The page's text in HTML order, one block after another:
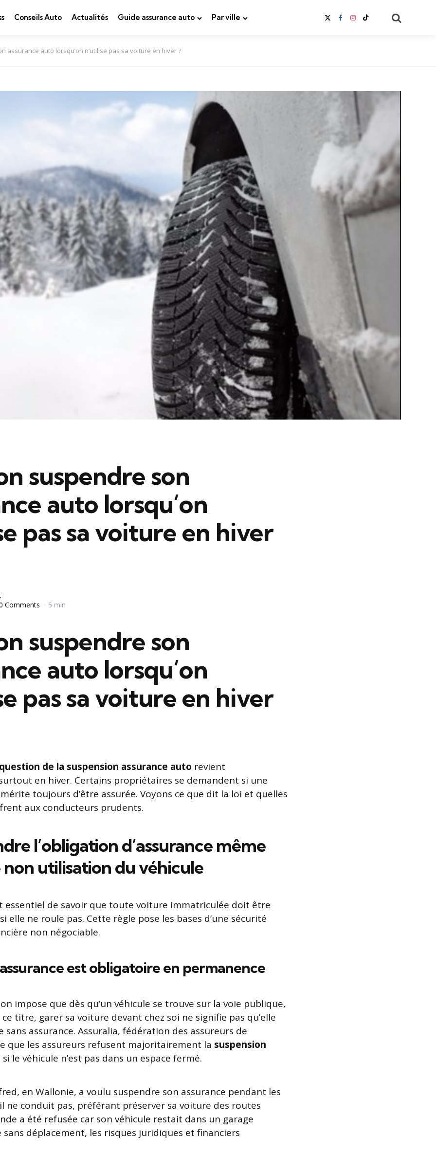
Conseils Auto Actualités Guide assurance auto Par ville
assurance auto lorsqu’on n’utilise pas sa voiture en hiver ?
suspendre son
auto lorsqu’on
pas sa voiture en hiver
Comments 5 min
suspendre son
auto lorsqu’on
pas sa voiture en hiver
de la suspension assurance auto revient
en hiver. Certains propriétaires se demandent si une
toujours d’être assurée. Voyons ce que dit la loi et quelles
aux conducteurs prudents.
l’obligation d’assurance même
non utilisation du véhicule
essentiel de savoir que toute voiture immatriculée doit être
elle ne roule pas. Cette règle pose les bases d’une sécurité
non négociable.
est obligatoire en permanence
impose que dès qu’un véhicule se trouve sur la voie publique,
titre, garer sa voiture devant chez soi ne signifie pas qu’elle
sans assurance. Assuralia, fédération des assureurs de
que les assureurs refusent majoritairement la suspension
si le véhicule n’est pas dans un espace fermé.
en Wallonie, a voulu suspendre son assurance pendant les
ne conduit pas, préférant préserver sa voiture des routes
a été refusée car son véhicule restait dans un garage
sans déplacement, les risques juridiques et financiers